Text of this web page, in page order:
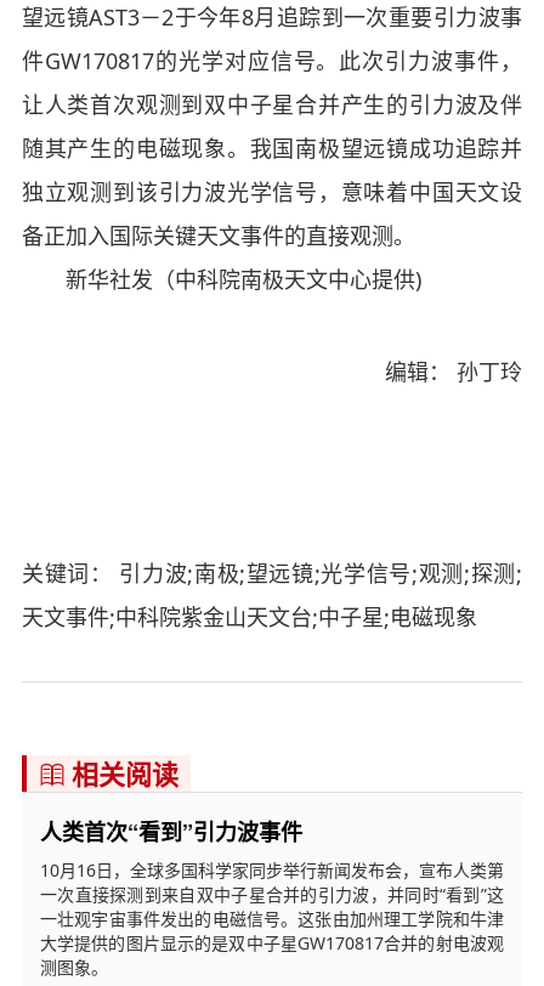
望远镜AST3－2于今年8月追踪到一次重要引力波事
件GW170817的光学对应信号。此次引力波事件，
让人类首次观测到双中子星合并产生的引力波及伴
随其产生的电磁现象。我国南极望远镜成功追踪并
独立观测到该引力波光学信号，意味着中国天文设
备正加入国际关键天文事件的直接观测。
新华社发（中科院南极天文中心提供)
编辑： 孙丁玲
关键词： 引力波;南极;望远镜;光学信号;观测;探测;
天文事件;中科院紫金山天文台;中子星;电磁现象
 相关阅读
人类首次“看到”引力波事件
10月16日，全球多国科学家同步举行新闻发布会，宣布人类第
一次直接探测到来自双中子星合并的引力波，并同时“看到”这
一壮观宇宙事件发出的电磁信号。这张由加州理工学院和牛津
大学提供的图片显示的是双中子星GW170817合并的射电波观
测图象。